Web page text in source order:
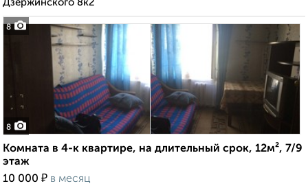
8
Дзержинского 8к2
8
Комната в 4-к квартире, на длительный срок, 12м², 7/9
этаж
10 000 ₽ в месяц